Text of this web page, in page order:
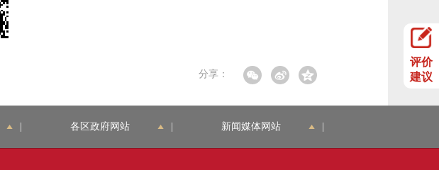
分享：
评价
建议
各区政府网站 新闻媒体网站